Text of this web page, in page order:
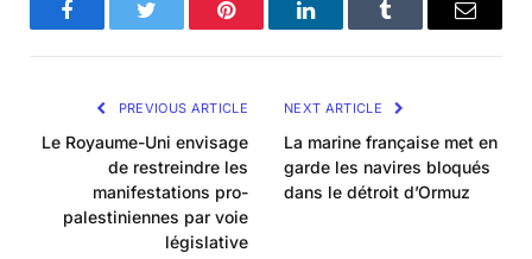
FacebookTwitter Pinterest LinkedInTumblr Email
PREVIOUS ARTICLE
Le Royaume-Uni envisage
de restreindre les
manifestations pro-
palestiniennes par voie
législative
NEXT ARTICLE
La marine française met en
garde les navires bloqués
dans le détroit d’Ormuz